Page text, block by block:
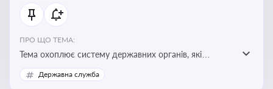
ПРО ЩО ТЕМА:
Тема охоплює систему державних органів, які
здійснюють запобігання, виявлення та розслідування
корупційних правопорушень, що є ключовим
Державна служба